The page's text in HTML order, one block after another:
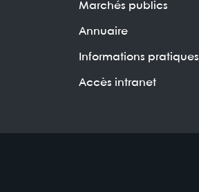
Marchés publics
Annuaire
Informations pratiques
Accès intranet